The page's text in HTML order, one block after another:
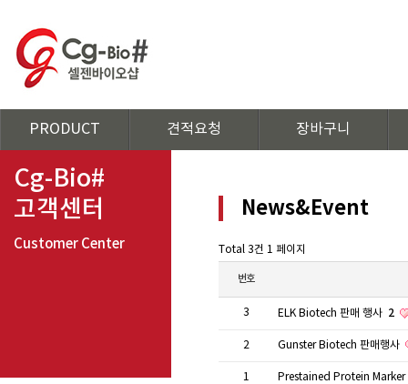
PRODUCT 견적요청 장바구니
Cg-Bio#
고객센터
Customer Center
News&Event
Total 3건 1 페이지
번호
3 ELK Biotech 판매 행사 2
2 Gunster Biotech 판매행사
1 Prestained Protein Marker